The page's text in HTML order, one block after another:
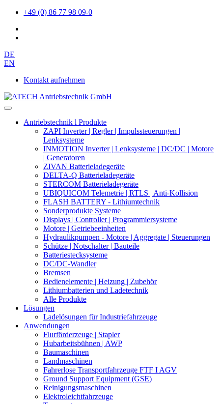
+49 (0) 86 77 98 09-0
DE
EN
Kontakt aufnehmen
Antriebstechnik l Produkte
ZAPI Inverter | Regler | Impulssteuerungen |
Lenksysteme
INMOTION Inverter | Lenksysteme | DC/DC | Motore
| Generatoren
ZIVAN Batterieladegeräte
DELTA-Q Batterieladegeräte
STERCOM Batterieladegeräte
UBIQUICOM Telemetrie | RTLS | Anti-Kollision
FLASH BATTERY - Lithiumtechnik
Sonderprodukte Systeme
Displays | Controller | Programmiersysteme
Motore | Getriebeeinheiten
Hydraulikpumpen - Motore | Aggregate | Steuerungen
Schütze | Notschalter | Bauteile
Batteriestecksysteme
DC/DC-Wandler
Bremsen
Bedienelemente | Heizung | Zubehör
Lithiumbatterien und Ladetechnik
Alle Produkte
Lösungen
Ladelösungen für Industriefahrzeuge
Anwendungen
Flurförderzeuge | Stapler
Hubarbeitsbühnen | AWP
Baumaschinen
Landmaschinen
Fahrerlose Transportfahrzeuge FTF I AGV
Ground Support Equipment (GSE)
Reinigungsmaschinen
Elektroleichtfahrzeuge